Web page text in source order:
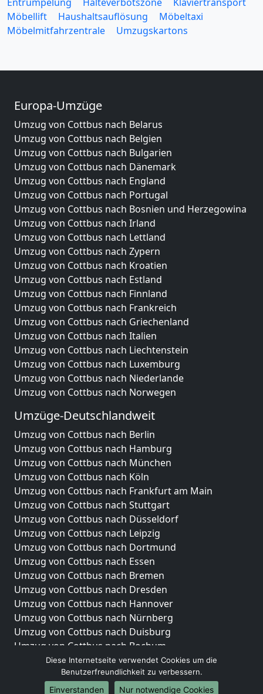
Möbellift
Haushaltsauflösung
Möbeltaxi
Möbelmitfahrzentrale
Umzugskartons
Europa-Umzüge
Umzug von Cottbus nach Belarus
Umzug von Cottbus nach Belgien
Umzug von Cottbus nach Bulgarien
Umzug von Cottbus nach Dänemark
Umzug von Cottbus nach England
Umzug von Cottbus nach Portugal
Umzug von Cottbus nach Bosnien und Herzegowina
Umzug von Cottbus nach Irland
Umzug von Cottbus nach Lettland
Umzug von Cottbus nach Zypern
Umzug von Cottbus nach Kroatien
Umzug von Cottbus nach Estland
Umzug von Cottbus nach Finnland
Umzug von Cottbus nach Frankreich
Umzug von Cottbus nach Griechenland
Umzug von Cottbus nach Italien
Umzug von Cottbus nach Liechtenstein
Umzug von Cottbus nach Luxemburg
Umzug von Cottbus nach Niederlande
Umzug von Cottbus nach Norwegen
Umzüge-Deutschlandweit
Umzug von Cottbus nach Berlin
Umzug von Cottbus nach Hamburg
Umzug von Cottbus nach München
Umzug von Cottbus nach Köln
Umzug von Cottbus nach Frankfurt am Main
Umzug von Cottbus nach Stuttgart
Umzug von Cottbus nach Düsseldorf
Umzug von Cottbus nach Leipzig
Umzug von Cottbus nach Dortmund
Umzug von Cottbus nach Essen
Umzug von Cottbus nach Bremen
Umzug von Cottbus nach Dresden
Umzug von Cottbus nach Hannover
Umzug von Cottbus nach Nürnberg
Umzug von Cottbus nach Duisburg
Umzug von Cottbus nach Bochum
Umzug von Cottbus nach Wuppertal
Umzug von Cottbus nach Bielefeld
Umzug von Cottbus nach Bonn
Diese Internetseite verwendet Cookies um die
Benutzerfreundlichkeit zu verbessern.
Einverstanden
Nur notwendige Cookies